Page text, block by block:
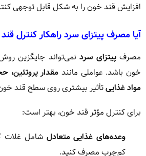
افزایش قند خون را به شکل قابل توجهی
آیا مصرف پیتزای سرد راهکار کنترل
مصرفپیتزای سرد نمی‌تواند جایگزین
خون باشد. عواملی مانند مقدار پروتئین،
مواد غذاییتأثیر بیشتری روی سطح قند
برای کنترل مؤثر قند خون، بهتر است:
وعده‌های غذایی متعادل شامل غلات
کم‌چرب مصرف کنید.